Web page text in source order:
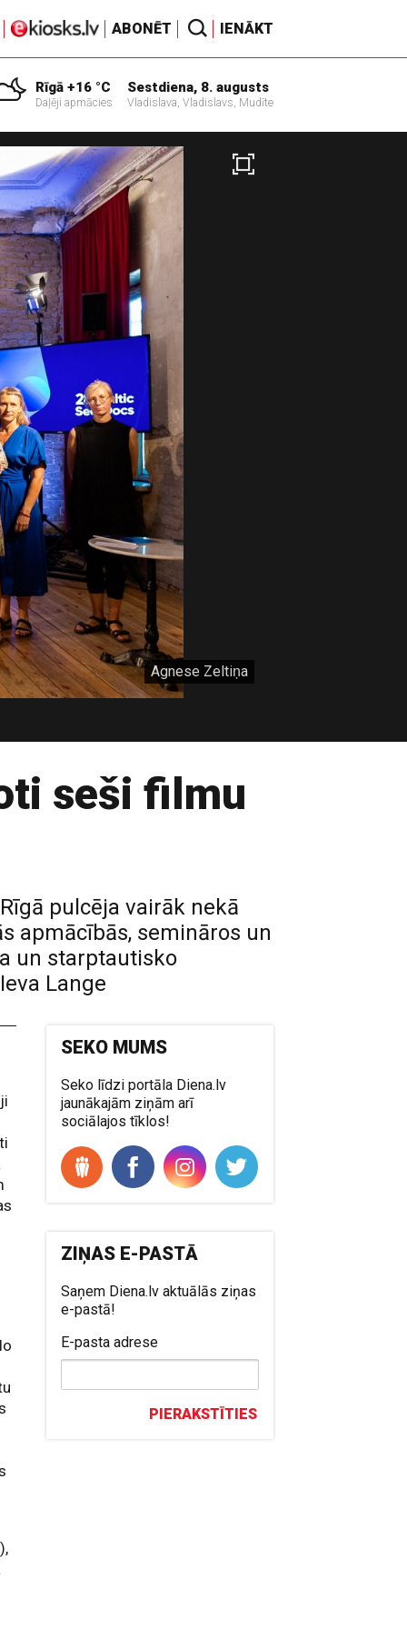
ABONĒT IENĀKT
Rīgā +16 °C
Daļēji apmācies
Sestdiena, 8. augusts
Vladislava, Vladislavs, Mudīte
Agnese Zeltiņa
seši filmu
pulcēja vairāk nekā
apmācībās, semināros un
un starptautisko
Lange
SEKO MUMS
Seko līdzi portāla Diena.lv
jaunākajām ziņām arī
sociālajos tīklos!
ZIŅAS E-PASTĀ
Saņem Diena.lv aktuālās ziņas
e-pastā!
E-pasta adrese
PIERAKSTĪTIES